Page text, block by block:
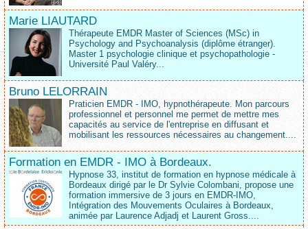
Marie LIAUTARD
Thérapeute EMDR Master of Sciences (MSc) in
Psychology and Psychoanalysis (diplôme étranger).
Master 1 psychologie clinique et psychopathologie -
Université Paul Valéry...
Bruno LELORRAIN
Praticien EMDR - IMO, hypnothérapeute. Mon parcours
professionnel et personnel me permet de mettre mes
capacités au service de l'entreprise en diffusant et
mobilisant les ressources nécessaires au changement....
Formation en EMDR - IMO à Bordeaux.
Hypnose 33, institut de formation en hypnose médicale à
Bordeaux dirigé par le Dr Sylvie Colombani, propose une
formation immersive de 3 jours en EMDR-IMO,
Intégration des Mouvements Oculaires à Bordeaux,
animée par Laurence Adjadj et Laurent Gross....